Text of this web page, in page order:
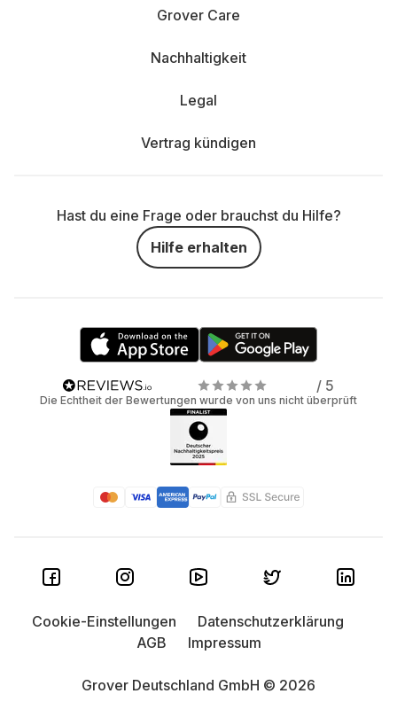
Grover Care
Nachhaltigkeit
Legal
Vertrag kündigen
Hast du eine Frage oder brauchst du Hilfe?
Hilfe erhalten
/ 5
Die Echtheit der Bewertungen wurde von uns nicht überprüft
Grover Deutschland GmbH © 2026
Cookie-Einstellungen
Datenschutzerklärung
AGB
Impressum